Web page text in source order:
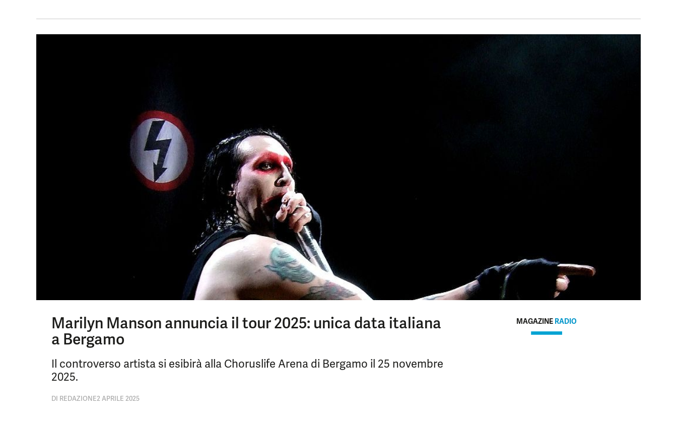
Marilyn Manson annuncia il tour 2025: unica data italiana
a Bergamo
Il controverso artista si esibirà alla Choruslife Arena di Bergamo il 25 novembre
2025.
DI REDAZIONE2 APRILE 2025
MAGAZINE RADIO